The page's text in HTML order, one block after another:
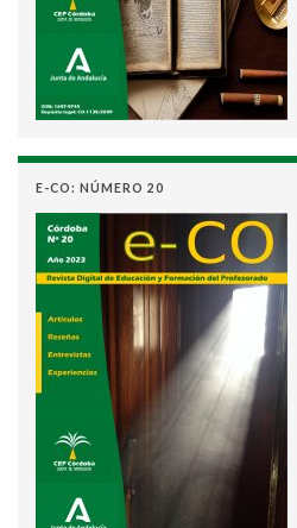
E-CO: NÚMERO 20